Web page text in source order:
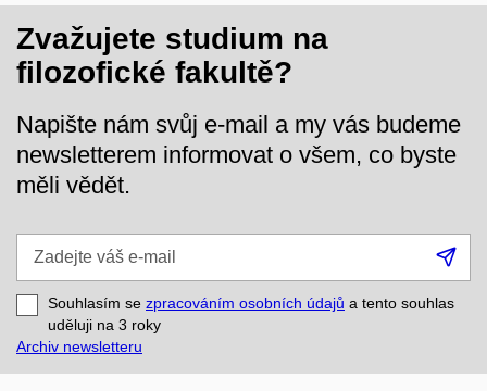
Zvažujete studium na
filozofické fakultě?
Napište nám svůj e-mail a my vás budeme
newsletterem informovat o všem, co byste
měli vědět.
e-
mail
Souhlasím se zpracováním osobních údajů a tento souhlas
uděluji na 3 roky
Archiv newsletteru